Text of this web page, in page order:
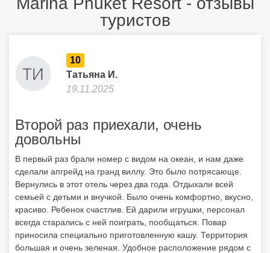
туристов
10
Татьяна И.
19.11.2025
Второй раз приехали, очень
довольны
В первый раз брали номер с видом на океан, и нам даже
сделали апгрейд на гранд виллу. Это было потрясающе.
Вернулись в этот отель через два года. Отдыхали всей
семьей с детьми и внучкой. Было очень комфортно, вкусно,
красиво. Ребенок счастлив. Ей дарили игрушки, персонал
всегда старались с ней поиграть, пообщаться. Повар
приносила специально приготовленную кашу. Территория
большая и очень зеленая. Удобное расположение рядом с